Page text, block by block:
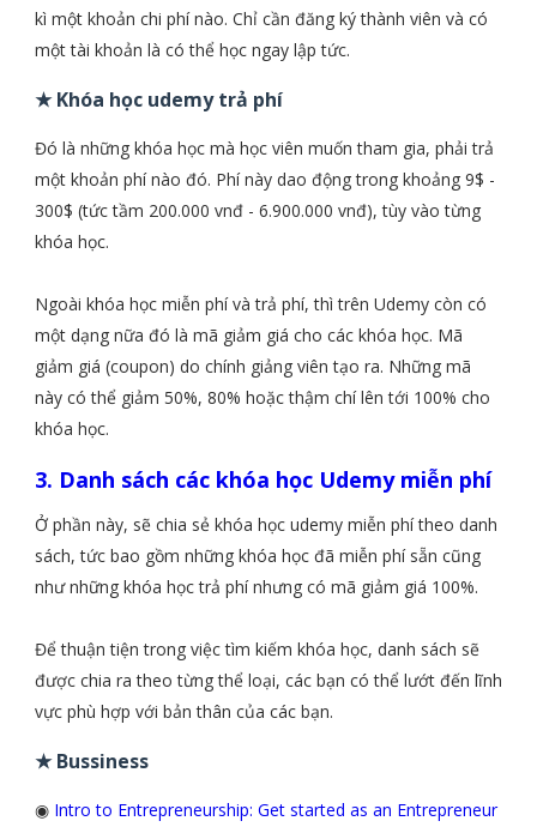
kì một khoản chi phí nào. Chỉ cần đăng ký thành viên và có
một tài khoản là có thể học ngay lập tức.
★ Khóa học udemy trả phí
Đó là những khóa học mà học viên muốn tham gia, phải trả
một khoản phí nào đó. Phí này dao động trong khoảng 9$ -
300$ (tức tầm 200.000 vnđ - 6.900.000 vnđ), tùy vào từng
khóa học.
Ngoài khóa học miễn phí và trả phí, thì trên Udemy còn có
một dạng nữa đó là mã giảm giá cho các khóa học. Mã
giảm giá (coupon) do chính giảng viên tạo ra. Những mã
này có thể giảm 50%, 80% hoặc thậm chí lên tới 100% cho
khóa học.
3. Danh sách các khóa học Udemy miễn phí
Ở phần này, sẽ chia sẻ khóa học udemy miễn phí theo danh
sách, tức bao gồm những khóa học đã miễn phí sẵn cũng
như những khóa học trả phí nhưng có mã giảm giá 100%.
Để thuận tiện trong việc tìm kiếm khóa học, danh sách sẽ
được chia ra theo từng thể loại, các bạn có thể lướt đến lĩnh
vực phù hợp với bản thân của các bạn.
★ Bussiness
◉ Intro to Entrepreneurship: Get started as an Entrepreneur